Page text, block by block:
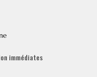
immédiates